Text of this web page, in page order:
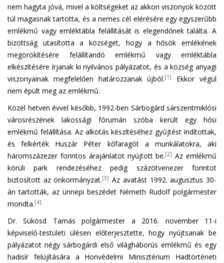
nem hagyta jóvá, mivel a költségeket az akkori viszonyok között
túl magasnak tartotta, és a nemes cél elérésére egy egyszerűbb
emlékmű vagy emléktábla felállítását is elegendőnek találta. A
bizottság utasította a községet, hogy a hősök emlékének
megörökítésére felállítandó emlékmű vagy emléktábla
elkészítésére írjanak ki nyilvános pályázatot, és a község anyagi
viszonyainak megfelelően határozzanak újból.[1]
Ekkor végül
nem épült meg az emlékmű.
Közel hetven évvel később, 1992-ben Sárbogárd sárszentmiklósi
városrészének lakossági fórumán szóba került egy hősi
emlékmű felállítása. Az alkotás készítéséhez gyűjtést indítottak,
és felkérték Huszár Péter kőfaragót a munkálatokra, aki
háromszázezer forintos árajánlatot nyújtott be.[2] Az emlékmű
körüli park rendezéséhez pedig százötvenezer forintot
biztosított az önkormányzat.[3] Az avatást 1992. augusztus 30-
án tartották, az ünnepi beszédet Németh Rudolf polgármester
mondta.[4]
Dr. Sükösd Tamás polgármester a 2016. november 11-i
képviselő-testületi ülésen előterjesztette, hogy nyújtsanak be
pályázatot négy sárbogárdi első világháborús emlékmű és egy
hadisír felújítására a Honvédelmi Minisztérium Hadtörténeti